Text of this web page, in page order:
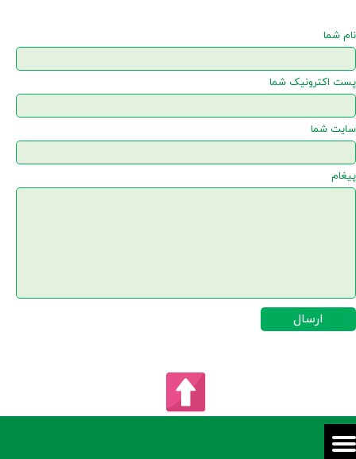
نام شما
پست اکترونیک شما
سایت شما
پیغام
ارسال